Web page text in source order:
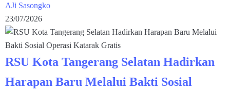
AJi Sasongko
23/07/2026
RSU Kota Tangerang Selatan Hadirkan
Harapan Baru Melalui Bakti Sosial